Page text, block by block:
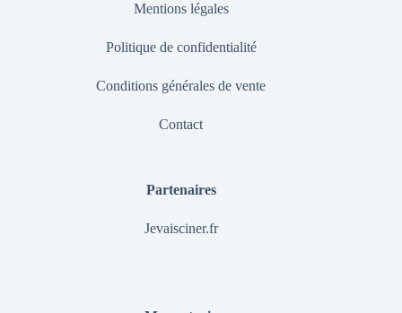
Mentions légales
Politique de confidentialité
Conditions générales de vente
Contact
Partenaires
Jevaisciner.fr